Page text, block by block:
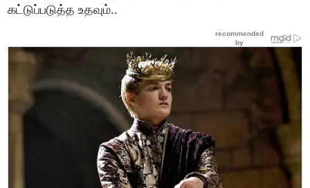
கட்டுப்படுத்த உதவும்..